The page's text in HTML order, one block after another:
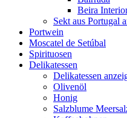
Beira
Sekt aus Portugal
Portwein
Moscatel de Setúbal
Spirituosen
Delikatessen
Delikatessen
Olivenöl
Honig
Salzblume